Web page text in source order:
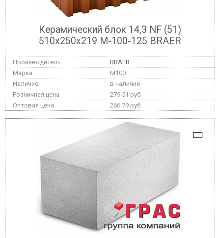
Керамический блок 14,3 NF (51)
510x250x219 М-100-125 BRAER
BRAER
M100
в наличии
279.51 руб.
266.79 руб.